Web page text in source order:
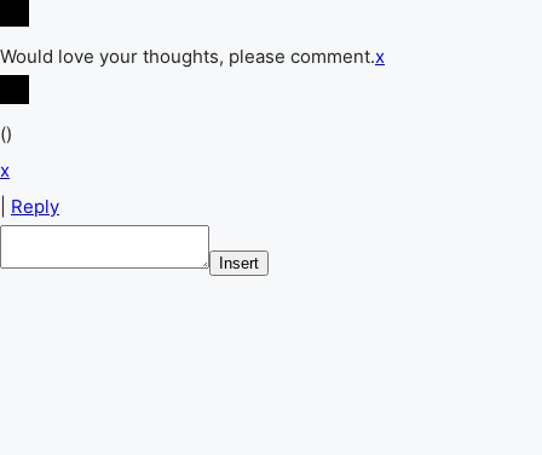
Would love your thoughts, please comment.x
()
x
Reply
Insert